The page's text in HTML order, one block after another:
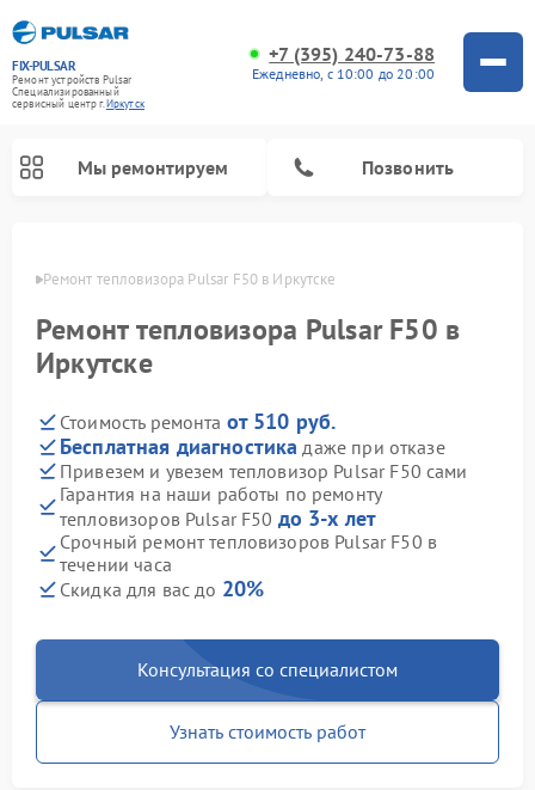
FIX-PULSAR
Ремонт устройств Pulsar
Специализированный
cервисный центр г.Иркутск
+7 (395) 240-73-88
Ежедневно, с 10:00 до 20:00
Мы ремонтируем Позвонить
Ремонт тепловизора Pulsar F50 в Иркутске
Ремонт тепловизора Pulsar F50 в
Иркутске
Стоимость ремонта от 510 руб.
Бесплатная диагностика даже при отказе
Привезем и увезем тепловизор Pulsar F50 сами
Гарантия на наши работы по ремонту
тепловизоров Pulsar F50 до 3-х лет
Срочный ремонт тепловизоров Pulsar F50 в
течении часа
Скидка для вас до 20%
Консультация со специалистом
Узнать стоимость работ